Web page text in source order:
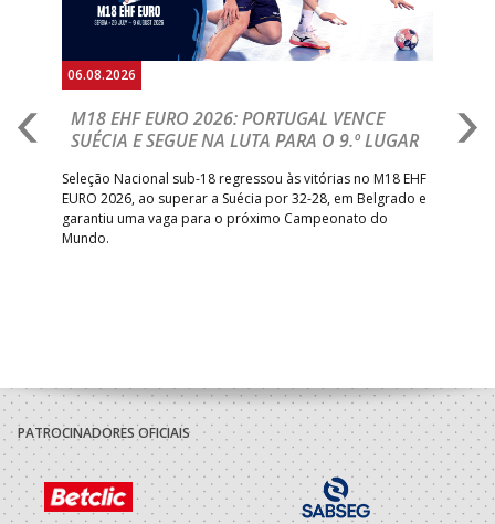
06.08.2026
M18 EHF EURO 2026: PORTUGAL VENCE
SUÉCIA E SEGUE NA LUTA PARA O 9.º LUGAR
Seleção Nacional sub-18 regressou às vitórias no M18 EHF
EURO 2026, ao superar a Suécia por 32-28, em Belgrado e
garantiu uma vaga para o próximo Campeonato do
Mundo.
PATROCINADORES OFICIAIS